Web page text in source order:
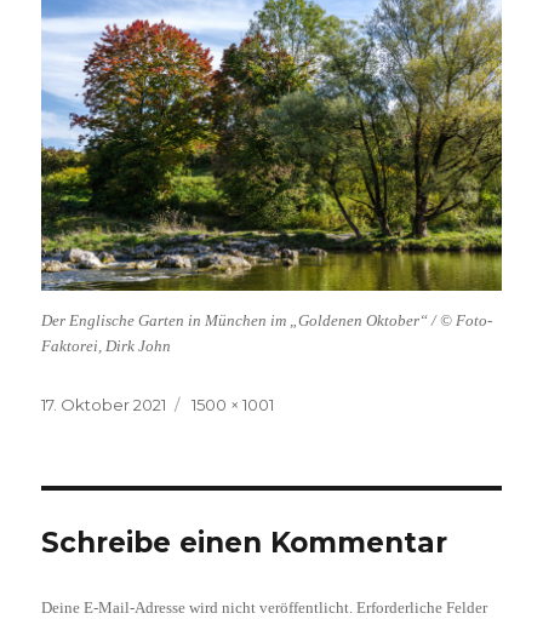
Der Englische Garten in München im „Goldenen Oktober“ / © Foto-
Faktorei, Dirk John
Veröffentlicht
17. Oktober 2021
Volle
1500 × 1001
Schreibe einen Kommentar
Deine E-Mail-Adresse wird nicht veröffentlicht. Erforderliche Felder